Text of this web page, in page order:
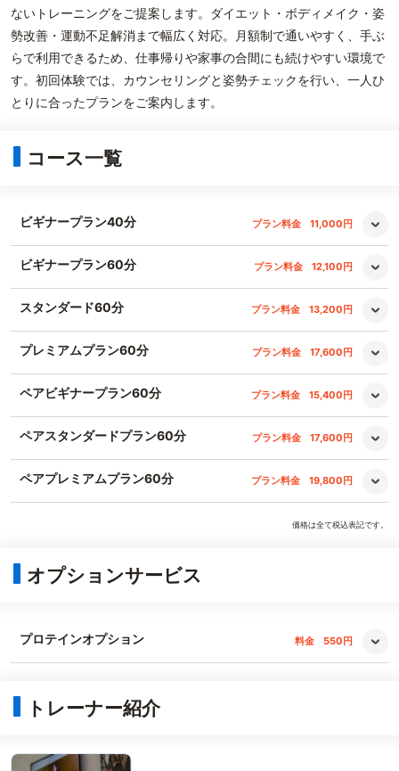
ないトレーニングをご提案します。ダイエット・ボディメイク・姿
勢改善・運動不足解消まで幅広く対応。月額制で通いやすく、手ぶ
らで利用できるため、仕事帰りや家事の合間にも続けやすい環境で
す。初回体験では、カウンセリングと姿勢チェックを行い、一人ひ
とりに合ったプランをご案内します。
コース一覧
ビギナープラン40分 プラン料金 11,000円
ビギナープラン60分 プラン料金 12,100円
スタンダード60分 プラン料金 13,200円
プレミアムプラン60分 プラン料金 17,600円
ペアビギナープラン60分 プラン料金 15,400円
ペアスタンダードプラン60分 プラン料金 17,600円
ペアプレミアムプラン60分 プラン料金 19,800円
価格は全て税込表記です。
オプションサービス
プロテインオプション 料金 550円
トレーナー紹介